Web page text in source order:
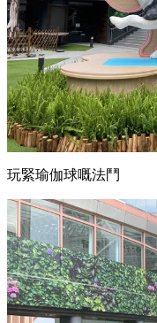
玩緊瑜伽球嘅法鬥